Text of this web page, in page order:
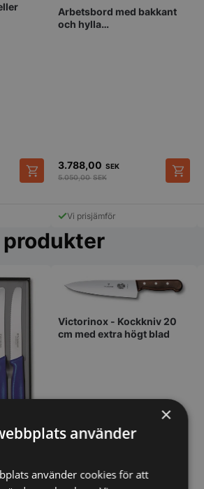
produkten
flera
varianter.
olika
alternativen
produktsidan
Arbetsbord med bakkant
och hylla
3.788,00 SEK
5.050,00SEK
Vi prisjämför
produkter
Victorinox - Kockkniv 20
cm med extra högt blad
×
använder
använder cookies för att